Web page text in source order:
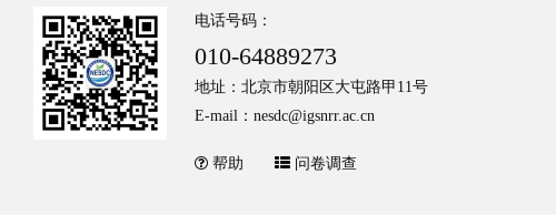
电话号码：
010-64889273
地址：北京市朝阳区大屯路甲11号
E-mail：nesdc@igsnrr.ac.cn
帮助 问卷调查